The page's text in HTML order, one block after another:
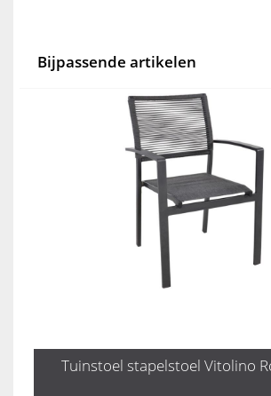
Bijpassende artikelen
Tuinstoel stapelstoel Vitolino